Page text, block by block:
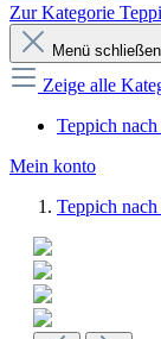
Zur Kategorie
Menü schließen
Zeige alle
Teppich
Mein konto
Teppich